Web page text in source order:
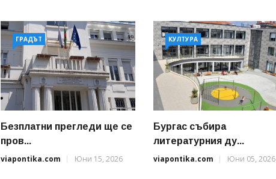
ГРАДЪТ
Безплатни прегледи ще се
пров...
viapontika.com
Юни 15, 2026
КУЛТУРА
Бургас събира
литературния ду...
viapontika.com
Юни 05, 2026